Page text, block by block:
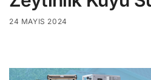
24 MAYIS 2024